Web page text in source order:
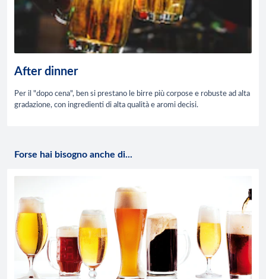
After dinner
Per il "dopo cena", ben si prestano le birre più corpose e robuste ad alta
gradazione, con ingredienti di alta qualità e aromi decisi.
Forse hai bisogno anche di...